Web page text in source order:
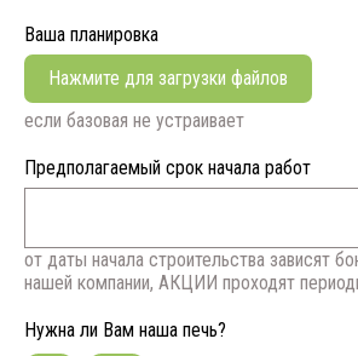
Ваша планировка
Нажмите для загрузки файлов
если базовая не устраивает
Предполагаемый срок начала работ
от даты начала строительства зависят
нашей компании, АКЦИИ проходят
Нужна ли Вам наша печь?